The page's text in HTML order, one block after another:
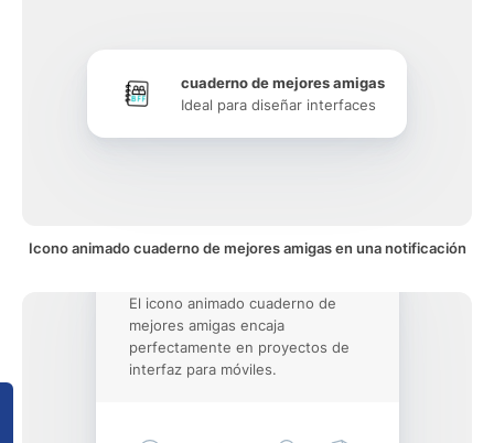
cuaderno de mejores amigas
Ideal para diseñar interfaces
Icono animado cuaderno de mejores amigas en una notificación
El icono animado cuaderno de
mejores amigas encaja
perfectamente en proyectos de
interfaz para móviles.